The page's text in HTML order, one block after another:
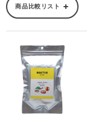
商品比較リスト